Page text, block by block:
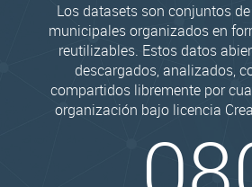
Los datasets son conjuntos
municipales organizados en
reutilizables. Estos datos
descargados, analizados,
compartidos libremente por
organización bajo licencia